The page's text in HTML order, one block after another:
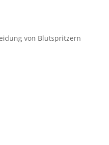
125
von Blutspritzern